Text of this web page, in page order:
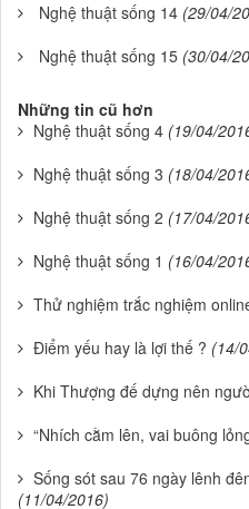
Nghệ thuật sống 14 (29/04/
Nghệ thuật sống 15 (30/04/
Những tin cũ hơn
Nghệ thuật sống 4 (19/04/
Nghệ thuật sống 3 (18/04/
Nghệ thuật sống 2 (17/04/
Nghệ thuật sống 1 (16/04/
Thử nghiệm trắc nghiệm
Điểm yếu hay là lợi thế ? (14/
Khi Thượng đế dựng nên
“Nhích cằm lên, vai buông
Sống sót sau 76 ngày lênh
(11/04/2016)